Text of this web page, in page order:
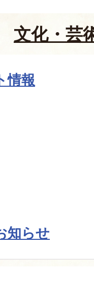
文化・芸
情報
知らせ